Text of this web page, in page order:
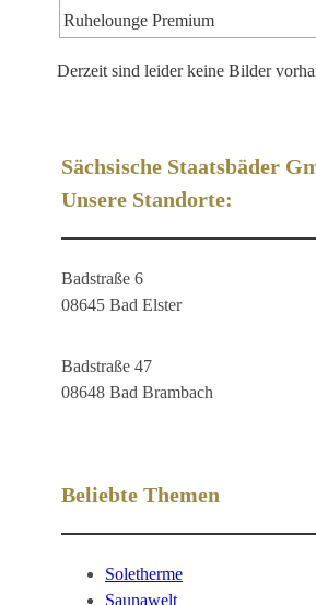
Ruhelounge Premium
Derzeit sind leider keine Bilder
Sächsische Staatsbäder
Unsere Standorte:
Badstraße 6
08645 Bad Elster
Badstraße 47
08648 Bad Brambach
Beliebte Themen
Soletherme
Saunawelt